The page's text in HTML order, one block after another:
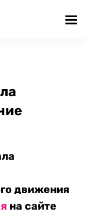
движения
на сайте